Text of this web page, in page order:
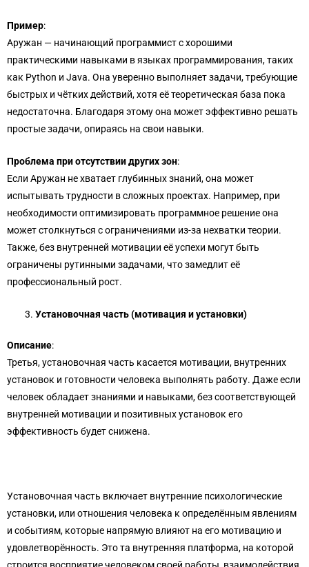
Пример:
Аружан — начинающий программист с хорошими
практическими навыками в языках программирования, таких
как Python и Java. Она уверенно выполняет задачи, требующие
быстрых и чётких действий, хотя её теоретическая база пока
недостаточна. Благодаря этому она может эффективно решать
простые задачи, опираясь на свои навыки.
Проблема при отсутствии других зон:
Если Аружан не хватает глубинных знаний, она может
испытывать трудности в сложных проектах. Например, при
необходимости оптимизировать программное решение она
может столкнуться с ограничениями из-за нехватки теории.
Также, без внутренней мотивации её успехи могут быть
ограничены рутинными задачами, что замедлит её
профессиональный рост.
Установочная часть(мотивация иустановки)
Описание:
Третья, установочная часть касается мотивации, внутренних
установок и готовности человека выполнять работу. Даже если
человек обладает знаниями и навыками, без соответствующей
внутренней мотивации и позитивных установок его
эффективность будет снижена.
Установочная часть включает внутренние психологические
установки, или отношения человека к определённым явлениям
и событиям, которые напрямую влияют на его мотивацию и
удовлетворённость. Это та внутренняя платформа, на которой